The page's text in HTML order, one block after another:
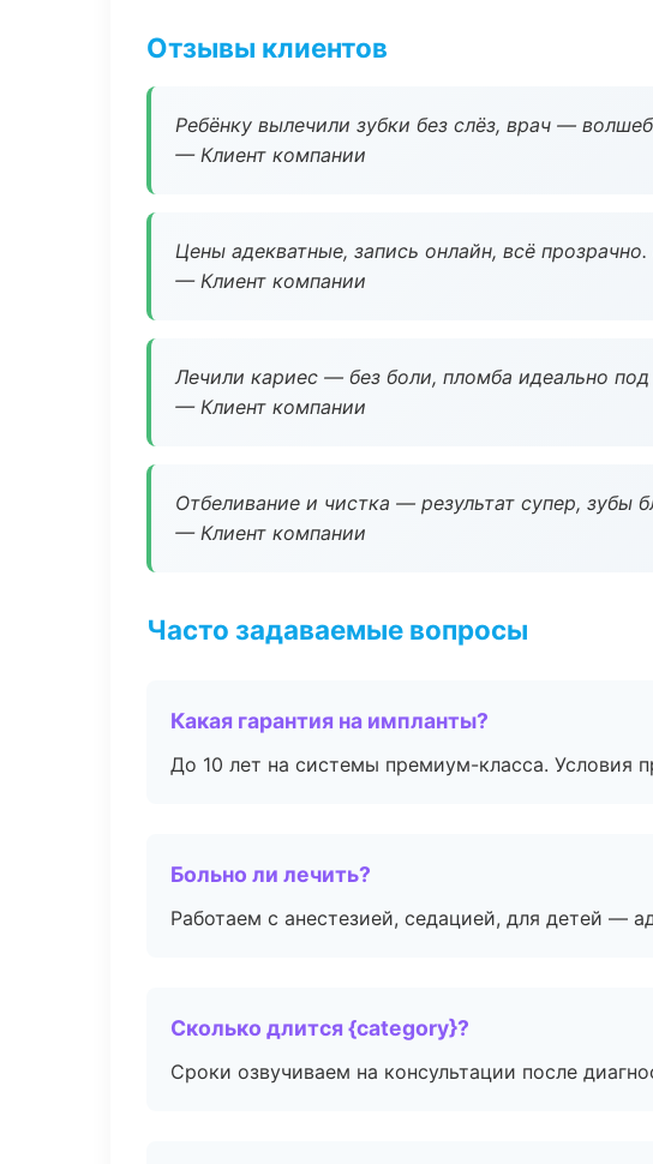
Отзывы клиентов
Ребёнку вылечили зубки без слёз, врач —
— Клиент компании
Цены адекватные, запись онлайн, всё
— Клиент компании
Лечили кариес — без боли, пломба идеально под
— Клиент компании
Отбеливание и чистка — результат супер, зубы
— Клиент компании
Часто задаваемые вопросы
Какая гарантия на импланты?
До 10 лет на системы премиум-класса. Условия
Больно ли лечить?
Работаем с анестезией, седацией, для детей —
Сколько длится {category}?
Сроки озвучиваем на консультации после